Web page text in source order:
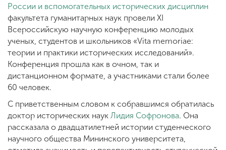
России и вспомогательных исторических дисциплин
факультета гуманитарных наук провели XI
Всероссийскую научную конференцию молодых
ученых, студентов и школьников «Vita memoriae:
теории и практики исторических исследований».
Конференция прошла как в очном, так и
дистанционном формате, а участниками стали более
60 человек.
С приветственным словом к собравшимся обратилась
доктор исторических наук Лидия Софронова. Она
рассказала о двадцатилетней истории студенческого
научного общества Мининского университета,